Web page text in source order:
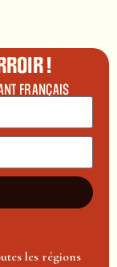
!
FRANÇAIS
les régions